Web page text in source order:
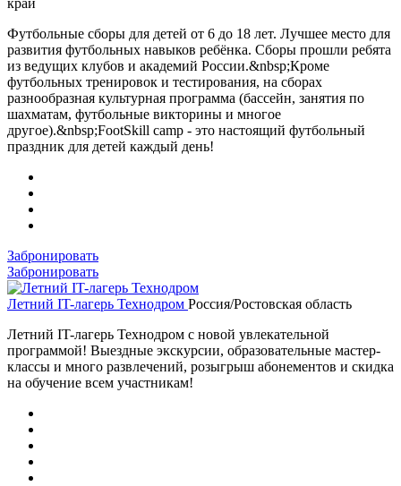
Футбольные сборы для детей от 6 до 18 лет. Лучшее место для
развития футбольных навыков ребёнка. Сборы прошли ребята
из ведущих клубов и академий России.&nbsp;Кроме
футбольных тренировок и тестирования, на сборах
разнообразная культурная программа (бассейн, занятия по
шахматам, футбольные викторины и многое
другое).&nbsp;FootSkill camp - это настоящий футбольный
праздник для детей каждый день!
Забронировать
Забронировать
Летний IT-лагерь Технодром Россия/Ростовская область
Летний IT-лагерь Технодром с новой увлекательной
программой! Выездные экскурсии, образовательные мастер-
классы и много развлечений, розыгрыш абонементов и скидка
на обучение всем участникам!